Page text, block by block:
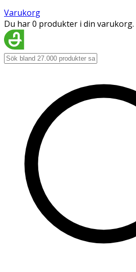
Varukorg
Du har 0 produkter i din varukorg.